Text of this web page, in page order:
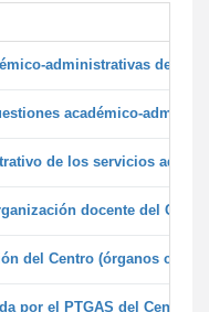
administrativas de la
académico-
de los servicios
docente del
del Centro (órganos
por el PTGAS del Centro